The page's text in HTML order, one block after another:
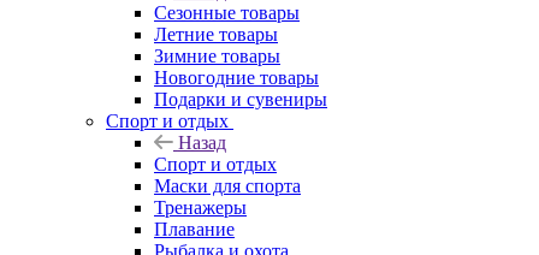
Сезонные товары
Летние товары
Зимние товары
Новогодние товары
Подарки и сувениры
Спорт и отдых
Назад
Спорт и отдых
Маски для спорта
Тренажеры
Плавание
Рыбалка и охота